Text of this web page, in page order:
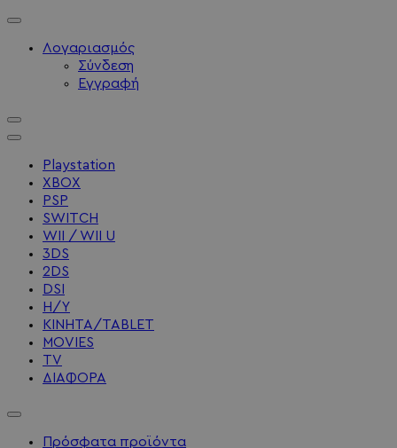
Λογαριασμός
Σύνδεση
Εγγραφή
Playstation
XBOX
PSP
SWITCH
WII / WII U
3DS
2DS
DSI
Η/Υ
ΚΙΝΗΤΑ/TABLET
MOVIES
TV
ΔΙΑΦΟΡΑ
Πρόσφατα προϊόντα